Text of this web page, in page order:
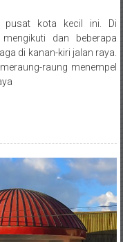
pusat kota kecil ini. Di
dan beberapa
di kanan-kiri jalan raya.
raung menempel